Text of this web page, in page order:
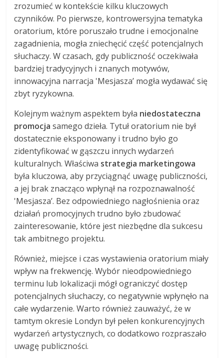
zrozumieć w kontekście kilku kluczowych
czynników. Po pierwsze, kontrowersyjna tematyka
oratorium, które poruszało trudne i emocjonalne
zagadnienia, mogła zniechęcić część potencjalnych
słuchaczy. W czasach, gdy publiczność oczekiwała
bardziej tradycyjnych i znanych motywów,
innowacyjna narracja 'Mesjasza’ mogła wydawać się
zbyt ryzykowna.
Kolejnym ważnym aspektem była niedostateczna
promocja samego dzieła. Tytuł oratorium nie był
dostatecznie eksponowany i trudno było go
zidentyfikować w gąszczu innych wydarzeń
kulturalnych. Właściwa strategia marketingowa
była kluczowa, aby przyciągnąć uwagę publiczności,
a jej brak znacząco wpłynął na rozpoznawalność
'Mesjasza’. Bez odpowiedniego nagłośnienia oraz
działań promocyjnych trudno było zbudować
zainteresowanie, które jest niezbędne dla sukcesu
tak ambitnego projektu.
Również, miejsce i czas wystawienia oratorium miały
wpływ na frekwencję. Wybór nieodpowiedniego
terminu lub lokalizacji mógł ograniczyć dostęp
potencjalnych słuchaczy, co negatywnie wpłynęło na
całe wydarzenie. Warto również zauważyć, że w
tamtym okresie Londyn był pełen konkurencyjnych
wydarzeń artystycznych, co dodatkowo rozpraszało
uwagę publiczności.